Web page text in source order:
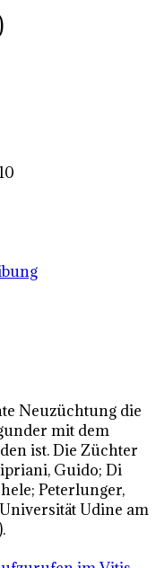
Neuzüchtung die
mit dem
ist. Die Züchter
Guido; Di
Peterlunger,
Udine am